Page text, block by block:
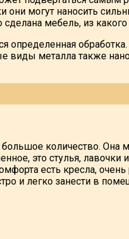
они могут наносить
мебель, из какого
определенная
металла также
количество.
это стулья,
есть кресла,
и легко занести в